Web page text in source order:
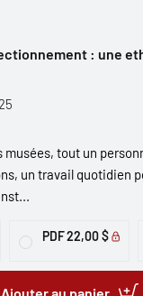
: une
musées, tout un
un travail quotidien
PDF22,00 $